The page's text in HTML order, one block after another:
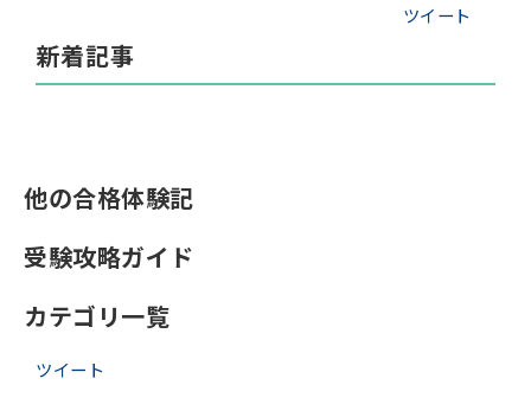
ツイート
新着記事
他の合格体験記
受験攻略ガイド
カテゴリ一覧
ツイート